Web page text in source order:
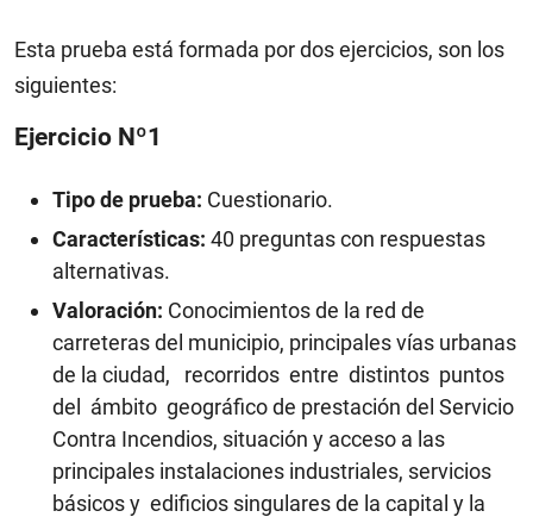
Esta prueba está formada por dos ejercicios, son los
siguientes:
Ejercicio Nº1
Tipo de prueba: Cuestionario.
Características: 40 preguntas con respuestas
alternativas.
Valoración: Conocimientos de la red de
carreteras del municipio, principales vías urbanas
de la ciudad, recorridos entre distintos puntos
del ámbito geográfico de prestación del Servicio
Contra Incendios, situación y acceso a las
principales instalaciones industriales, servicios
básicos y edificios singulares de la capital y la